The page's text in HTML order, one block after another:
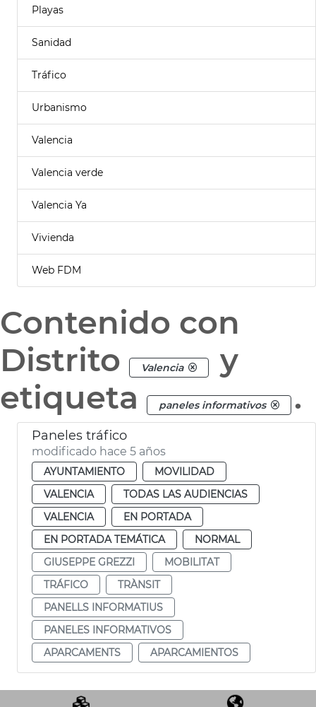
Playas
Sanidad
Tráfico
Urbanismo
Valencia
Valencia verde
Valencia Ya
Vivienda
Web FDM
Contenido con
Distrito
Valencia
y
etiqueta
paneles informativos .
Paneles tráfico
modificado hace 5 años
AYUNTAMIENTO
MOVILIDAD
VALENCIA
TODAS LAS AUDIENCIAS
VALENCIA
EN PORTADA
EN PORTADA TEMÁTICA
NORMAL
GIUSEPPE GREZZI
MOBILITAT
TRÁFICO
TRÀNSIT
PANELLS INFORMATIUS
PANELES INFORMATIVOS
APARCAMENTS
APARCAMIENTOS